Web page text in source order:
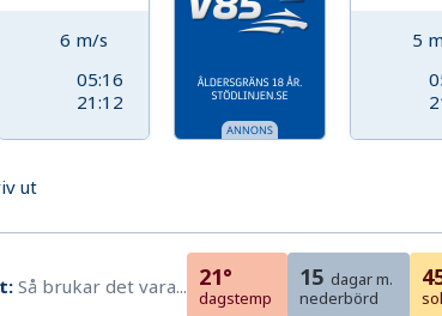
6 m/s
05:16
21:12
5
ut
Så brukar det vara... 21°
dagstemp
15 dagar m.
nederbörd